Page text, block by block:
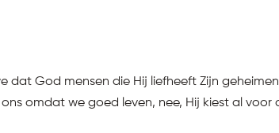
dat God mensen die Hij liefheeft Zijn
omdat we goed leven, nee, Hij kiest al